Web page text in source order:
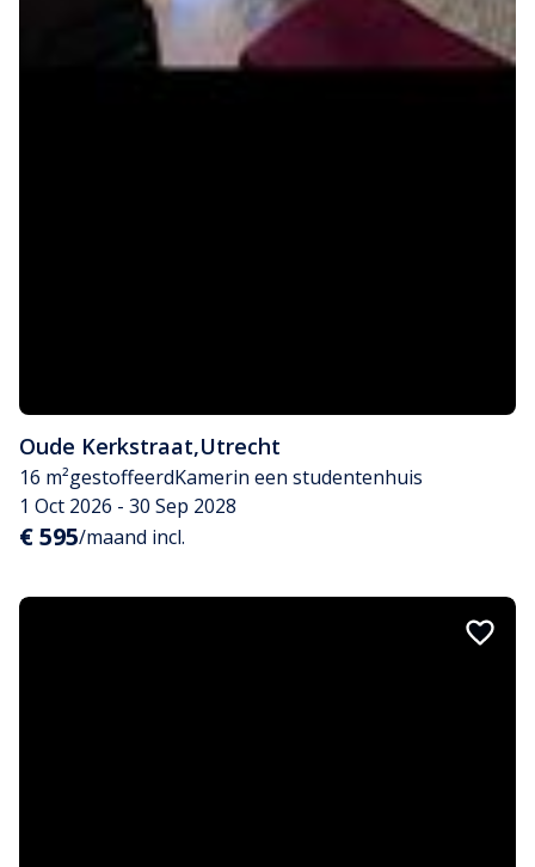
Oude Kerkstraat,Utrecht
16 m²gestoffeerdKamerin een studentenhuis
1 Oct 2026 - 30 Sep 2028
€ 595/maand incl.